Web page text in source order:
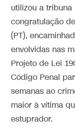
utilizou a
congratulação
(PT),
envolvidas nas
Projeto de Lei
Código Penal
semanas ao
maior à vítima
estuprador.